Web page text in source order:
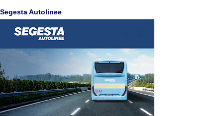
Segesta Autolinee